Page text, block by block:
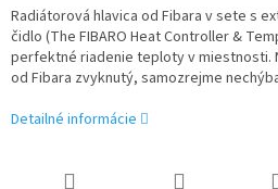
Radiátorová hlavica od Fibara v sete s
čidlo (The FIBARO Heat Controller &
perfektné riadenie teploty v miestnosti.
od Fibara zvyknutý, samozrejme
Detailné informácie